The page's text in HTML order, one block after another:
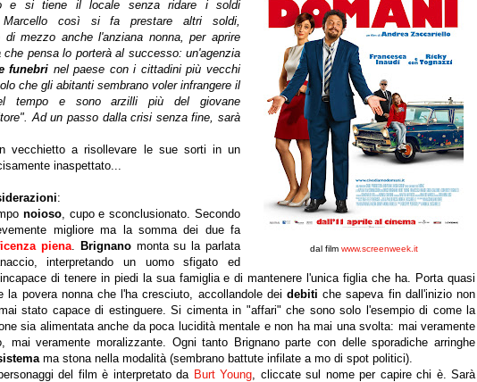
dal film www.screenweek.it
e si tiene il locale senza ridare i soldi
Marcello così si fa prestare altri soldi,
di mezzo anche l'anziana nonna, per aprire
che pensa lo porterà al successo: un'agenzia
funebri nel paese con i cittadini più vecchi
che gli abitanti sembrano voler infrangere il
tempo e sono arzilli più del giovane
Ad un passo dalla crisi senza fine, sarà
vecchietto a risollevare le sue sorti in un
inaspettato...
:
noioso, cupo e sconclusionato. Secondo
migliore ma la somma dei due fa
piena. Brignanomonta su la parlata
interpretando un uomo sfigato ed
di tenere in piedi la sua famiglia e di mantenere l'unica figlia che ha. Porta quasi
la povera nonna che l'ha cresciuto, accollandole dei debiti che sapeva fin dall'inizio non
stato capace di estinguere. Si cimenta in "affari" che sono solo l'esempio di come la
sia alimentata anche da poca lucidità mentale e non ha mai una svolta: mai veramente
mai veramente moralizzante. Ogni tanto Brignano parte con delle sporadiche arringhe
ma stona nella modalità (sembrano battute infilate a mo di spot politici).
del film è interpretato da Burt Young, cliccate sul nome per capire chi è. Sarà